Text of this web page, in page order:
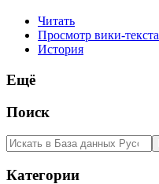
Читать
Просмотр вики-текста
История
Ещё
Поиск
Категории